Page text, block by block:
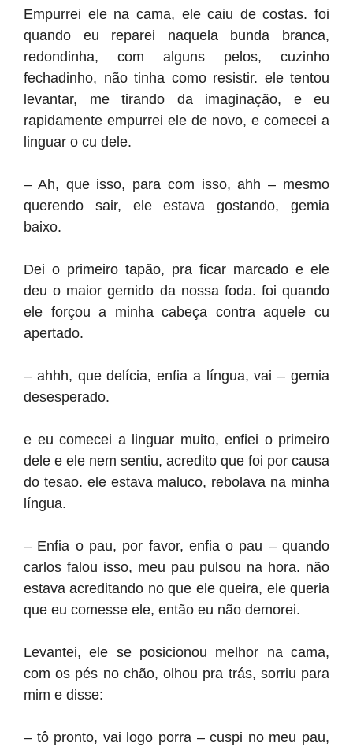
Empurrei ele na cama, ele caiu de costas. foi
quando eu reparei naquela bunda branca,
redondinha, com alguns pelos, cuzinho
fechadinho, não tinha como resistir. ele tentou
levantar, me tirando da imaginação, e eu
rapidamente empurrei ele de novo, e comecei a
linguar o cu dele.
– Ah, que isso, para com isso, ahh – mesmo
querendo sair, ele estava gostando, gemia
baixo.
Dei o primeiro tapão, pra ficar marcado e ele
deu o maior gemido da nossa foda. foi quando
ele forçou a minha cabeça contra aquele cu
apertado.
– ahhh, que delícia, enfia a língua, vai – gemia
desesperado.
e eu comecei a linguar muito, enfiei o primeiro
dele e ele nem sentiu, acredito que foi por causa
do tesao. ele estava maluco, rebolava na minha
língua.
– Enfia o pau, por favor, enfia o pau – quando
carlos falou isso, meu pau pulsou na hora. não
estava acreditando no que ele queira, ele queria
que eu comesse ele, então eu não demorei.
Levantei, ele se posicionou melhor na cama,
com os pés no chão, olhou pra trás, sorriu para
mim e disse:
– tô pronto, vai logo porra – cuspi no meu pau,